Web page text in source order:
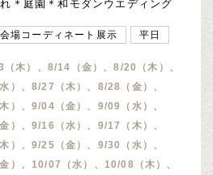
＊庭園＊和モダンウエディング
会場コーディネート展示 平日
木）、8/14（金）、8/20（木）、
）、8/27（木）、8/28（金）、
）、9/04（金）、9/09（水）、
）、9/16（水）、9/17（木）、
）、9/25（金）、9/30（水）、
）、10/07（水）、10/08（木）、